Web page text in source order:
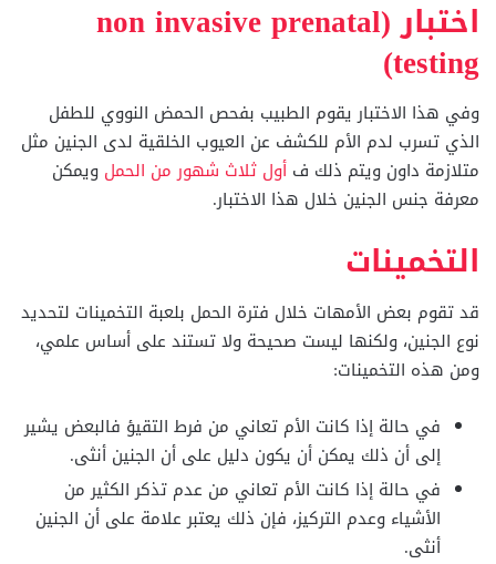
اختبار (non invasive prenatal
testing)
وفي هذا الاختبار يقوم الطبيب بفحص الحمض النووي للطفل
الذي تسرب لدم الأم للكشف عن العيوب الخلقية لدى الجنين مثل
متلازمة داون ويتم ذلك ف أول ثلاث شهور من الحمل ويمكن
معرفة جنس الجنين خلال هذا الاختبار.
التخمينات
قد تقوم بعض الأمهات خلال فترة الحمل بلعبة التخمينات لتحديد
نوع الجنين، ولكنها ليست صحيحة ولا تستند على أساس علمي،
ومن هذه التخمينات:
في حالة إذا كانت الأم تعاني من فرط التقيؤ فالبعض يشير
إلى أن ذلك يمكن أن يكون دليل على أن الجنين أنثى.
في حالة إذا كانت الأم تعاني من عدم تذكر الكثير من
الأشياء وعدم التركيز، فإن ذلك يعتبر علامة على أن الجنين
أنثى.